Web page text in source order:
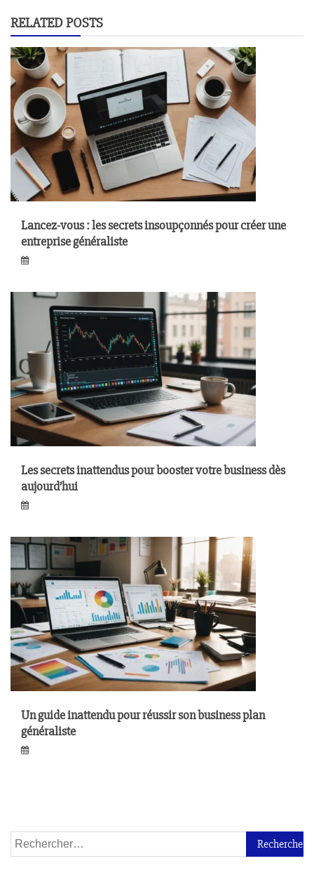
RELATED POSTS
Lancez-vous : les secrets insoupçonnés pour créer une
entreprise généraliste
Les secrets inattendus pour booster votre business dès
aujourd’hui
Un guide inattendu pour réussir son business plan
généraliste